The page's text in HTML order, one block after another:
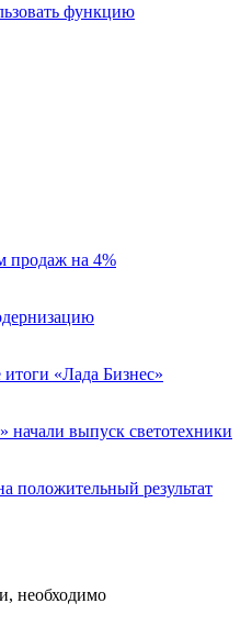
продаж на 4%
«Лада Бизнес»
начали выпуск светотехники
положительный результат
необходимо